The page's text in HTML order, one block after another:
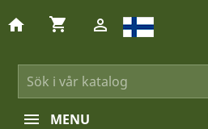
home shopping_cart 
MENU